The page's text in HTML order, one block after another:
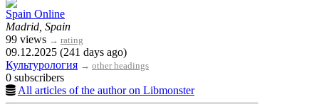
Spain Online
Madrid, Spain
99 views → rating
09.12.2025 (241 days ago)
Культурология → other headings
0 subscribers
All articles of the author on Libmonster